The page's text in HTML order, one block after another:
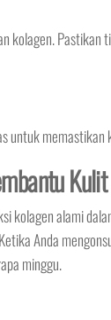
kolagen.
untuk memastikan
kolagen alami
Anda
minggu.